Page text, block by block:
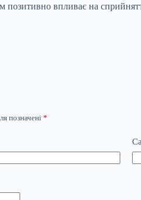
впливає на
позначені*